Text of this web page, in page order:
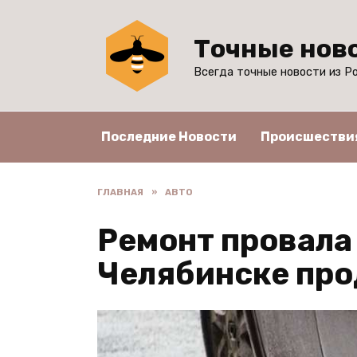
Точные
Всегда точные новости из
Последние Новости
ГЛАВНАЯ » АВТО
Ремонт
Челябинске